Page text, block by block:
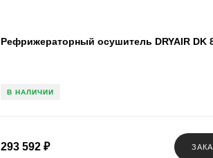
Рефрижераторный осушитель DRYAIR DK
В НАЛИЧИИ
293 592 ₽